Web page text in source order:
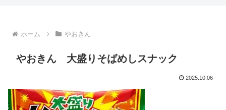
ホーム やおきん
やおきん 大盛りそばめしスナック
2025.10.06